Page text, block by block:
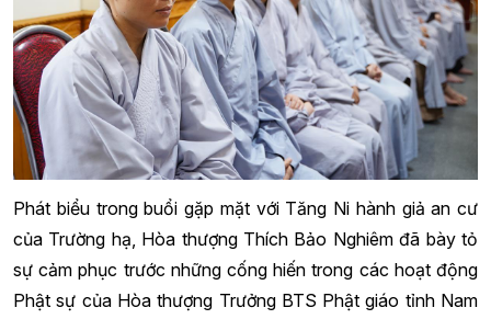
Phát biểu trong buổi gặp mặt với Tăng Ni hành giả an cư
của Trường hạ, Hòa thượng Thích Bảo Nghiêm đã bày tỏ
sự cảm phục trước những cống hiến trong các hoạt động
Phật sự của Hòa thượng Trưởng BTS Phật giáo tỉnh Nam